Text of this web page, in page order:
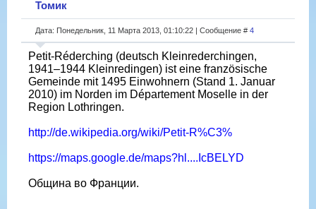
Томик
Дата: Понедельник, 11 Марта 2013, 01:10:22 | Сообщение # 4
Petit-Réderching (deutsch Kleinrederchingen,
1941–1944 Kleinredingen) ist eine französische
Gemeinde mit 1495 Einwohnern (Stand 1. Januar
2010) im Norden im Département Moselle in der
Region Lothringen.
http://de.wikipedia.org/wiki/Petit-R%C3%
https://maps.google.de/maps?hl....IcBELYD
Община во Франции.